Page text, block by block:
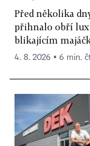
Před několika
přihnalo obří
blikajícím
4. 8. 2026 ▪ 6 min.